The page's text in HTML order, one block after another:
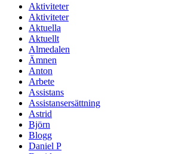
Aktiviteter
Aktiviteter
Aktuella
Aktuellt
Almedalen
Ämnen
Anton
Arbete
Assistans
Assistansersättning
Astrid
Björn
Blogg
Daniel P